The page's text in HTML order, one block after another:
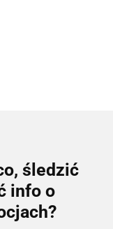
śledzić
info o